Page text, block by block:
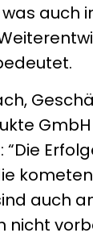
auch
auch
nicht